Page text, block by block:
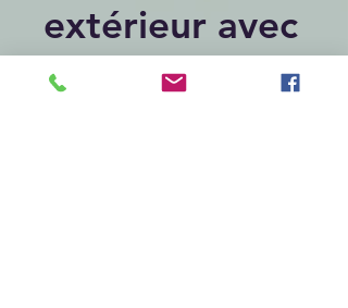
extérieur avec
vernis